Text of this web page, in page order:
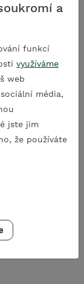
a
funkcí
využíváme
web
média,
jste jim
že používáte